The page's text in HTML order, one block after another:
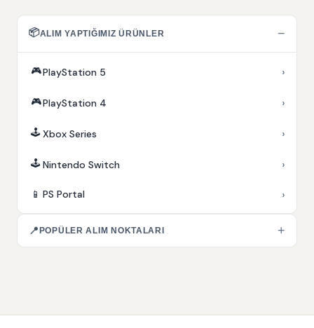
📦ALIM YAPTIĞIMIZ ÜRÜNLER −
🎮PlayStation 5 ›
🎮PlayStation 4 ›
🕹️ Xbox Series ›
🕹️ Nintendo Switch ›
📱 PS Portal ›
📍 POPÜLER ALIM NOKTALARI +